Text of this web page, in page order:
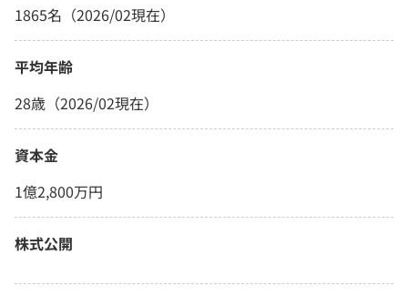
1865名（2026/02現在）
平均年齢
28歳（2026/02現在）
資本金
1億2,800万円
株式公開